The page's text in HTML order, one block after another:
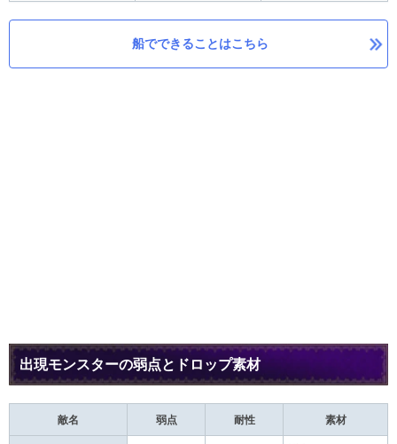
船でできることはこちら
出現モンスターの弱点とドロップ素材
敵名 弱点 耐性 素材